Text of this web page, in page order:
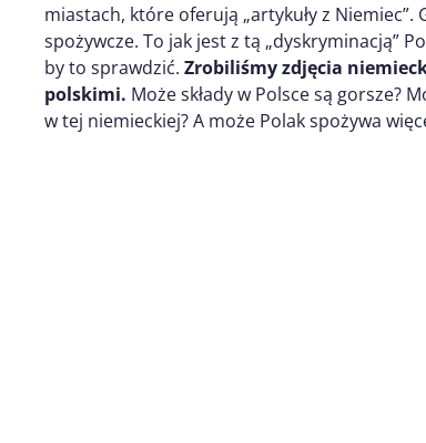
miastach, które oferują „artykuły z
spożywcze. To jak jest z tą „dyskryminacją”
by to sprawdzić. Zrobiliśmy zdjęcia
polskimi. Może składy w Polsce są gorsze?
w tej niemieckiej? A może Polak spożywa